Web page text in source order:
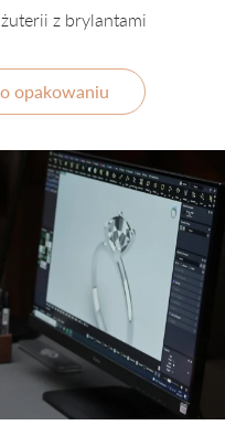
z brylantami
opakowaniu